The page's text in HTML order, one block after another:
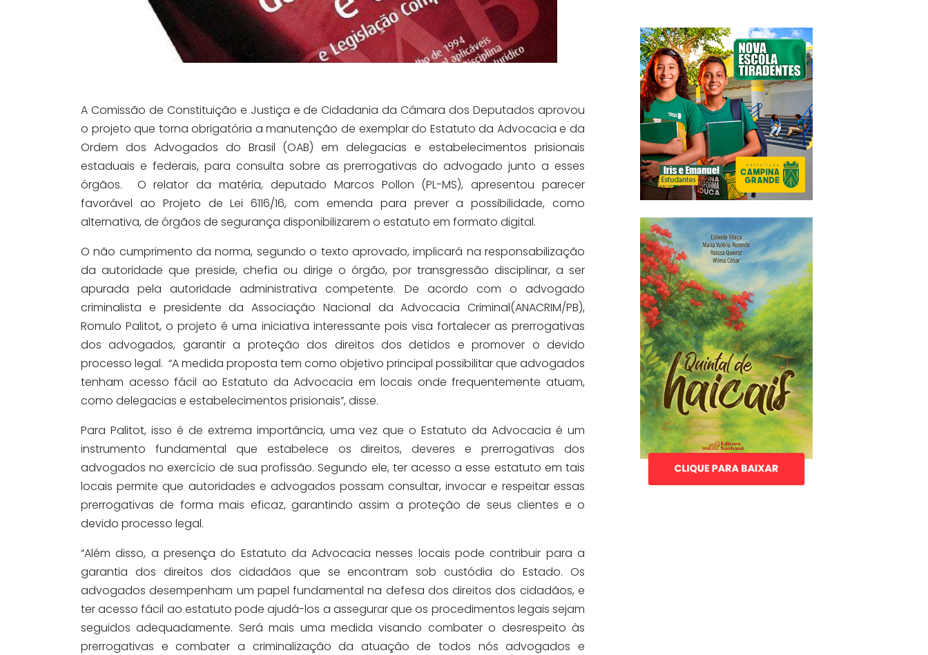
A Comissão de Constituição e Justiça e de Cidadania da Câmara dos Deputados aprovou
o projeto que torna obrigatória a manutenção de exemplar do Estatuto da Advocacia e da
Ordem dos Advogados do Brasil (OAB) em delegacias e estabelecimentos prisionais
estaduais e federais, para consulta sobre as prerrogativas do advogado junto a esses
órgãos. O relator da matéria, deputado Marcos Pollon (PL-MS), apresentou parecer
favorável ao Projeto de Lei 6116/16, com emenda para prever a possibilidade, como
alternativa, de órgãos de segurança disponibilizarem o estatuto em formato digital.
O não cumprimento da norma, segundo o texto aprovado, implicará na responsabilização
da autoridade que preside, chefia ou dirige o órgão, por transgressão disciplinar, a ser
apurada pela autoridade administrativa competente. De acordo com o advogado
criminalista e presidente da Associação Nacional da Advocacia Criminal(ANACRIM/PB),
Romulo Palitot, o projeto é uma iniciativa interessante pois visa fortalecer as prerrogativas
dos advogados, garantir a proteção dos direitos dos detidos e promover o devido
processo legal. “A medida proposta tem como objetivo principal possibilitar que advogados
tenham acesso fácil ao Estatuto da Advocacia em locais onde frequentemente atuam,
como delegacias e estabelecimentos prisionais”, disse.
Para Palitot, isso é de extrema importância, uma vez que o Estatuto da Advocacia é um
instrumento fundamental que estabelece os direitos, deveres e prerrogativas dos
advogados no exercício de sua profissão. Segundo ele, ter acesso a esse estatuto em tais
locais permite que autoridades e advogados possam consultar, invocar e respeitar essas
prerrogativas de forma mais eficaz, garantindo assim a proteção de seus clientes e o
devido processo legal.
“Além disso, a presença do Estatuto da Advocacia nesses locais pode contribuir para a
garantia dos direitos dos cidadãos que se encontram sob custódia do Estado. Os
advogados desempenham um papel fundamental na defesa dos direitos dos cidadãos, e
ter acesso fácil ao estatuto pode ajudá-los a assegurar que os procedimentos legais sejam
seguidos adequadamente. Será mais uma medida visando combater o desrespeito às
prerrogativas e combater a criminalização da atuação de todos nós advogados e